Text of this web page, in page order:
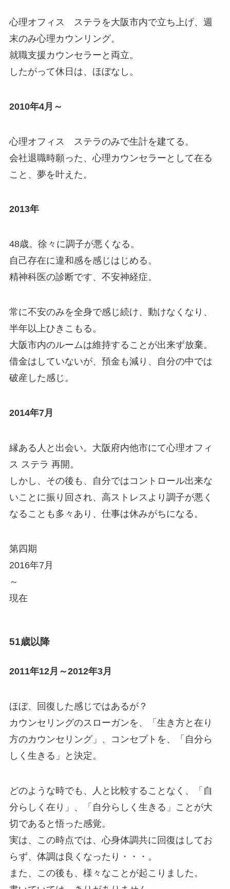
心理オフィス ステラを大阪市内で立ち上げ、週
末のみ心理カウンリング。
就職支援カウンセラーと両立。
したがって休日は、ほぼなし。
2010年4月～
心理オフィス ステラのみで生計を建てる。
会社退職時願った、心理カウンセラーとして在る
こと、夢を叶えた。
2013年
48歳。徐々に調子が悪くなる。
自己存在に違和感を感じはじめる。
精神科医の診断です、不安神経症。
常に不安のみを全身で感じ続け、動けなくなり、
半年以上ひきこもる。
大阪市内のルームは維持することが出来ず放棄。
借金はしていないが、預金も減り、自分の中では
破産した感じ。
2014年7月
縁ある人と出会い。大阪府内他市にて心理オフィ
ス ステラ 再開。
しかし、その後も、自分ではコントロール出来な
いことに振り回され、高ストレスより調子が悪く
なることも多々あり、仕事は休みがちになる。
第四期
2016年7月
～
現在
51歳以降
2011年12月～2012年3月
ほぼ、回復した感じではあるが？
カウンセリングのスローガンを、「生き方と在り
方のカウンセリング」、コンセプトを、「自分ら
しく生きる」と決定。
どのような時でも、人と比較することなく、「自
分らしく在り」、「自分らしく生きる」ことが大
切であると悟った感覚。
実は、この時点では、心身体調共に回復はしてお
らず、体調は良くなったり・・・。
また、この後も、様々なことが起こりました。